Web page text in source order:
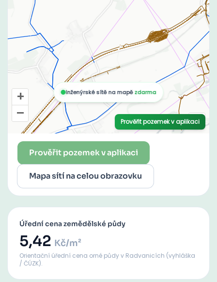
Prověřit pozemek v aplikaci
Mapa sítí na celou obrazovku
Úřední cena zemědělské půdy
5,42 Kč/m²
Orientační úřední cena orné půdyv Radvanicích (vyhláška
/ ČÚZK).